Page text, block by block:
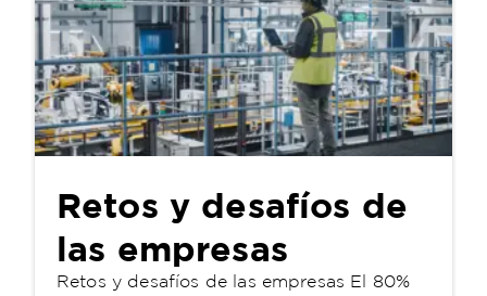
Retos y desafíos de
las empresas
Retos y desafíos de las empresas El 80%